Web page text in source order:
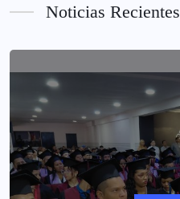
Noticias Recientes